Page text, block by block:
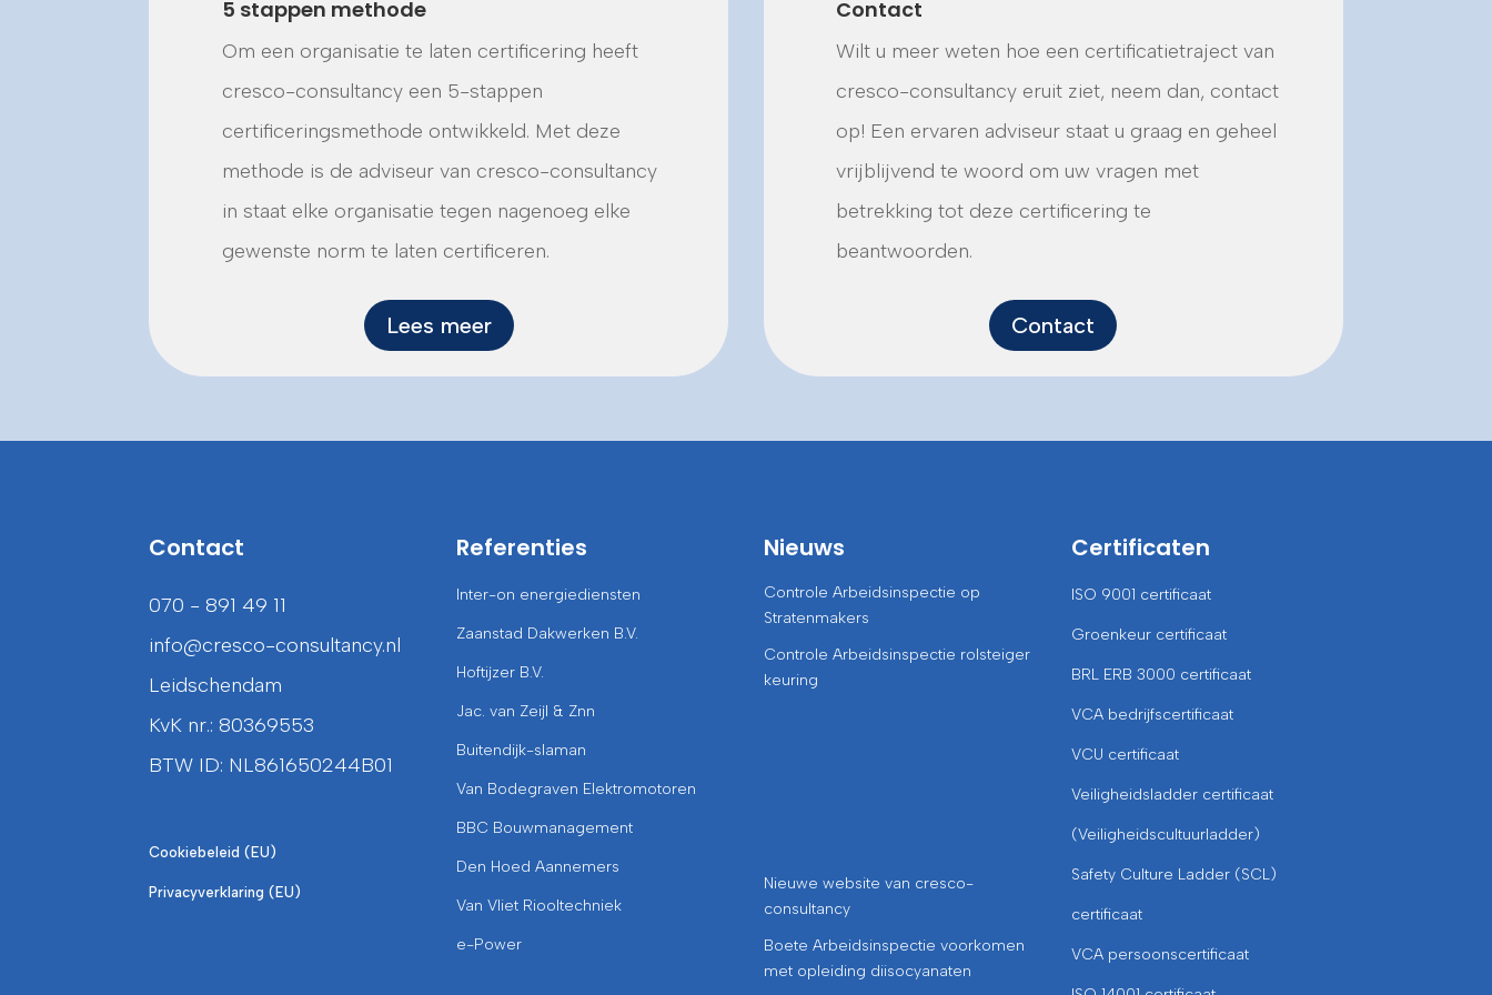
5 stappen methode
Om een organisatie te laten certificering heeft
cresco-consultancy een 5-stappen
certificeringsmethode ontwikkeld. Met deze
methode is de adviseur van cresco-consultancy
in staat elke organisatie tegen nagenoeg elke
gewenste norm te laten certificeren.
Lees meer
Contact
Wilt u meer weten hoe een certificatietraject van
cresco-consultancy eruit ziet, neem dan, contact
op! Een ervaren adviseur staat u graag en geheel
vrijblijvend te woord om uw vragen met
betrekking tot deze certificering te
beantwoorden.
Contact
Contact
070 - 891 49 11
info@cresco-consultancy.nl
Leidschendam
KvK nr.: 80369553
BTW ID: NL861650244B01
Cookiebeleid (EU)
Privacyverklaring (EU)
Referenties
Inter-on energiediensten
Zaanstad Dakwerken B.V.
Hoftijzer B.V.
Jac. van Zeijl & Znn
Buitendijk-slaman
Van Bodegraven Elektromotoren
BBC Bouwmanagement
Den Hoed Aannemers
Van Vliet Riooltechniek
e-Power
Nieuws
Controle Arbeidsinspectie op
Stratenmakers
Controle Arbeidsinspectie rolsteiger
keuring
Nieuwe website van cresco-
consultancy
Boete Arbeidsinspectie voorkomen
met opleiding diisocyanaten
Certificaten
ISO 9001 certificaat
Groenkeur certificaat
BRL ERB 3000 certificaat
VCA bedrijfscertificaat
VCU certificaat
Veiligheidsladder certificaat
(Veiligheidscultuurladder)
Safety Culture Ladder (SCL)
certificaat
VCA persoonscertificaat